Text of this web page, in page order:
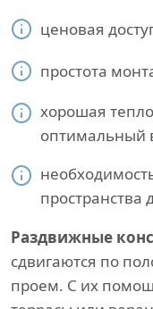
ценовая
простота
хорошая
оптимальный
пространства
Раздвижные
сдвигаются по
проем. С их